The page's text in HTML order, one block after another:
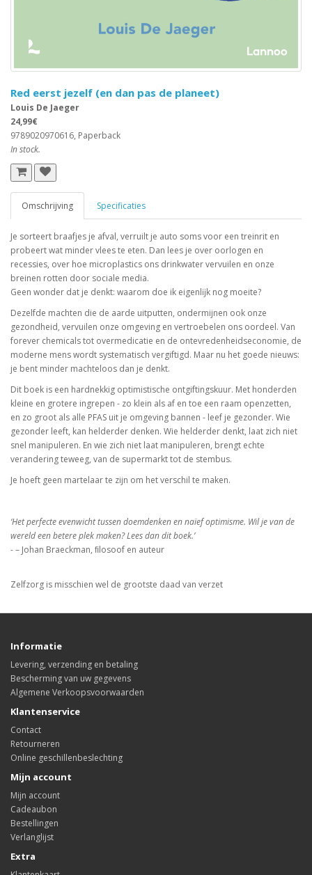
Red eerst jezelf (en dan pas de planeet)
Louis De Jaeger
24,99€
9789020970616, Paperback
In stock.
Omschrijving Specificaties
Je sorteert braafjes je afval, verruilt je auto soms voor een treinrit en
probeert wat minder vlees te eten. Dan lees je over oorlogen en
recessies, over hoe microplastics ons drinkwater vervuilen en onze
breinen rotten door sociale media.
Geen wonder dat je denkt: waarom doe ik eigenlĳk nog moeite?
Dezelfde machten die de aarde uitputten, ondermijnen ook onze
gezondheid, vervuilen onze omgeving en vertroebelen ons oordeel. Van
forever chemicals tot overmedicatie en de ontevredenheidseconomie, de
moderne mens wordt systematisch vergiftigd. Maar nu het goede nieuws:
je bent minder machteloos dan je denkt.
Dit boek is een hardnekkig optimistische ontgiftingskuur. Met honderden
kleine en grotere ingrepen - zo klein als af en toe een raam openzetten,
en zo groot als alle PFAS uit je omgeving bannen - leef je gezonder. Wie
gezonder leeft, kan helderder denken. Wie helderder denkt, laat zich niet
snel manipuleren. En wie zich niet laat manipuleren, brengt echte
verandering teweeg, van de supermarkt tot de stembus.
Je hoeft geen martelaar te zijn om het verschil te maken.
‘Het perfecte evenwicht tussen doemdenken en naïef optimisme. Wil je van de
wereld een betere plek maken? Lees dan dit boek.’
- – Johan Braeckman, ﬁlosoof en auteur
Zelfzorg is misschien wel de grootste daad van verzet
Informatie
Levering, verzending en betaling
Bescherming van uw gegevens
Algemene Verkoopsvoorwaarden
Klantenservice
Contact
Retourneren
Online geschillenbeslechting
Mijn account
Mijn account
Cadeaubon
Bestellingen
Verlanglijst
Extra